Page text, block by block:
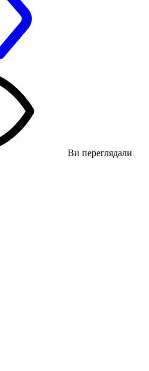
Ви переглядали